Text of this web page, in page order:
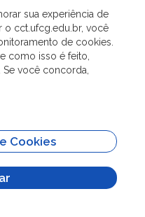
sua experiência de
o cct.ufcg.edu.br, você
de cookies.
como isso é feito,
você concorda,
Cookies